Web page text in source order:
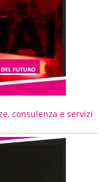
consulenza e servizi